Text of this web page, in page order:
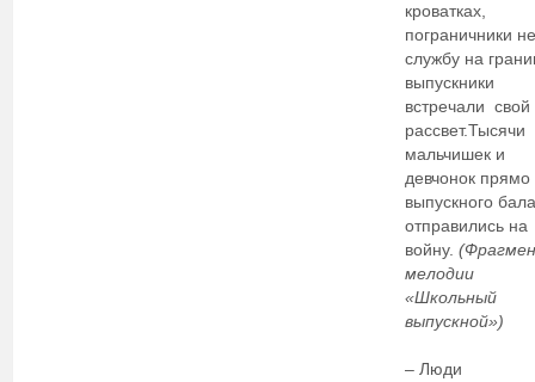
кроватках,
пограничники
службу на
выпускники
встречали свой
рассвет.Тысячи
мальчишек и
девчонок прямо
выпускного бала
отправились на
войну.
мелодии
«Школьный
выпускной»)
– Люди